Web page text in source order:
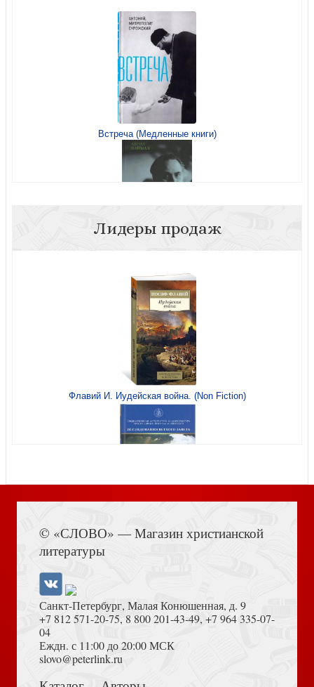
Евангельское слово рождает ответ. Проповеди
последних лет (1992-2003) митрополита Сурожского
Антония
Об исповеди (Медленные книги)
Труды митрополита Антония Сурожского. Кн.2
Спасение мира
Встреча (Медленные книги)
Быть христианином (Медленные книги)
Таинство примирения (Медленные книги)
Лидеры продаж
Флавий И. Иудейская война. (Non Fiction)
Достоевский Ф.М. Сила и правда России (2024)
© «СЛОВО» — Магазин христианской
литературы
Санкт-Петербург, Малая Конюшенная, д. 9
+7 812 571-20-75, 8 800 201-43-49, +7 964 335-07-
04
Еждн. с 11:00 до 20:00 МСК
slovo@peterlink.ru